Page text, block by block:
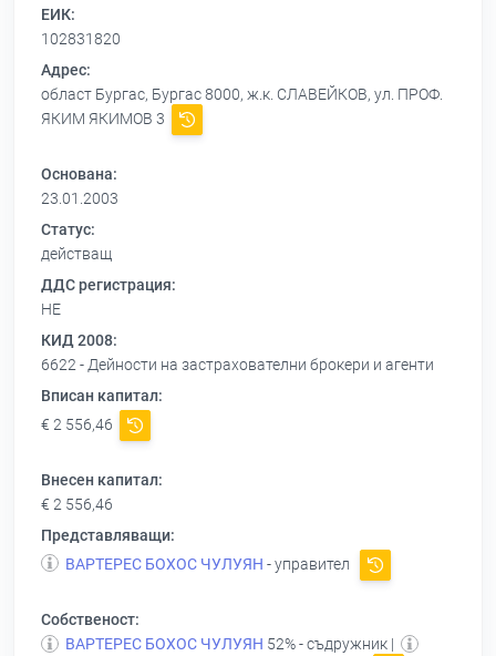
ЕИК:
102831820
Адрес:
област Бургас, Бургас 8000, ж.к. СЛАВЕЙКОВ, ул. ПРОФ.
ЯКИМ ЯКИМОВ 3
Основана:
23.01.2003
Статус:
действащ
ДДС регистрация:
НЕ
КИД 2008:
6622 - Дейности на застрахователни брокери и агенти
Вписан капитал:
€ 2 556,46
Внесен капитал:
€ 2 556,46
Представляващи:
ВАРТЕРЕС БОХОС ЧУЛУЯН - управител
Собственост:
ВАРТЕРЕС БОХОС ЧУЛУЯН 52% - съдружник |